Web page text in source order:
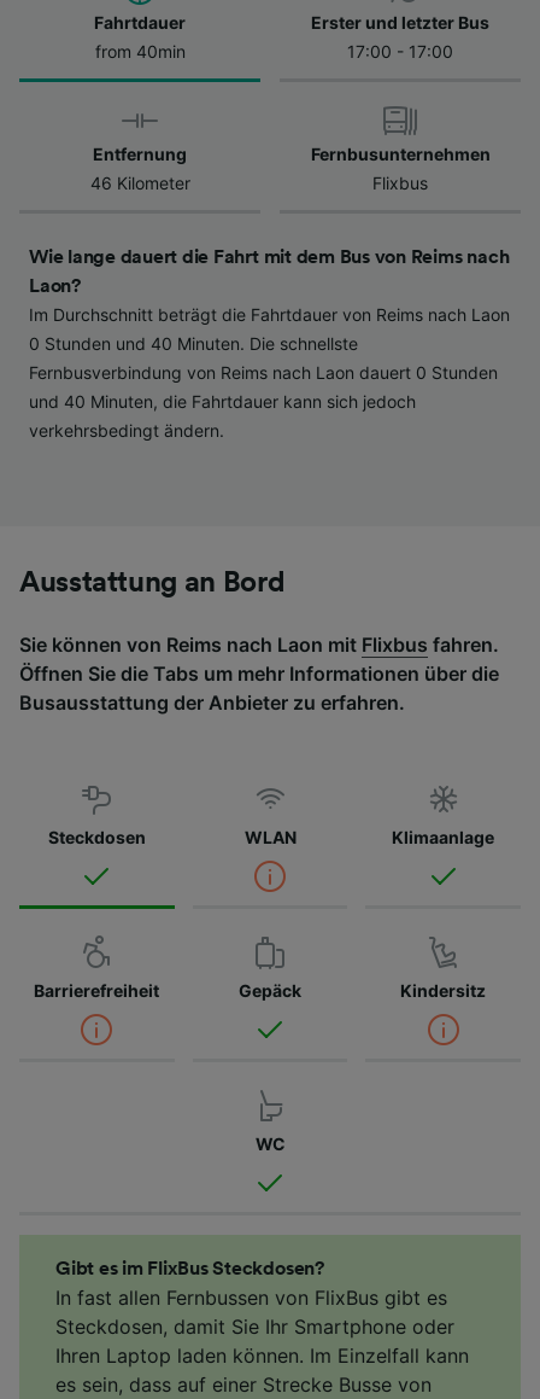
Fahrtdauer
from 40min
Erster und letzter Bus
17:00 - 17:00
Entfernung
46 Kilometer
Fernbusunternehmen
Flixbus
Wie lange dauert die Fahrt mit dem Bus von Reims nach
Laon?
Im Durchschnitt beträgt die Fahrtdauer von Reims nach Laon
0 Stunden und 40 Minuten. Die schnellste
Fernbusverbindung von Reims nach Laon dauert 0 Stunden
und 40 Minuten, die Fahrtdauer kann sich jedoch
verkehrsbedingt ändern.
Ausstattung an Bord
Sie können von Reims nach Laon mit Flixbus fahren.
Öffnen Sie die Tabs um mehr Informationen über die
Busausstattung der Anbieter zu erfahren.
Steckdosen WLAN Klimaanlage
Barrierefreiheit Gepäck Kindersitz
WC
Gibt es im FlixBus Steckdosen?
In fast allen Fernbussen von FlixBus gibt es
Steckdosen, damit Sie Ihr Smartphone oder
Ihren Laptop laden können. Im Einzelfall kann
es sein, dass auf einer Strecke Busse von
Datenschutzrichtlinie. Diese Präferenzen
werden unseren Partnern signalisiert und
haben keinen Einfluss auf Surfdaten. Ihre
Daten werden nicht für Tracking-Zwecke
verwendet, wenn Sie uns gebeten haben, Ihr
Surfverhalten nicht zu verfolgen.
Verwendung genauer Standortdaten.
Endgeräteeigenschaften zur Identifikation
aktiv abfragen. Speichern von oder Zugriff auf
Informationen auf einem Endgerät.
Personalisierte Werbung und Inhalte, Messung
von Werbeleistung und der Performance von
Inhalten, Zielgruppenforschung sowie
Entwicklung und Verbesserung von